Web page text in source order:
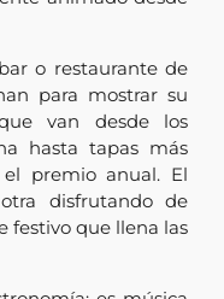
o restaurante de
para mostrar su
van desde los
hasta tapas más
premio anual. El
disfrutando de
festivo que llena las